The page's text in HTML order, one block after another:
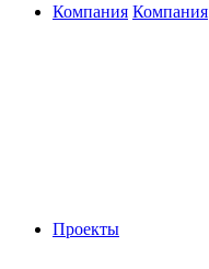
Компания Компания
Проекты